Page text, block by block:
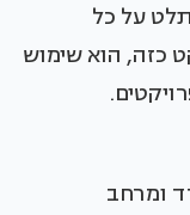
על כל
כזה, הוא שימוש
המשרד ומרחב